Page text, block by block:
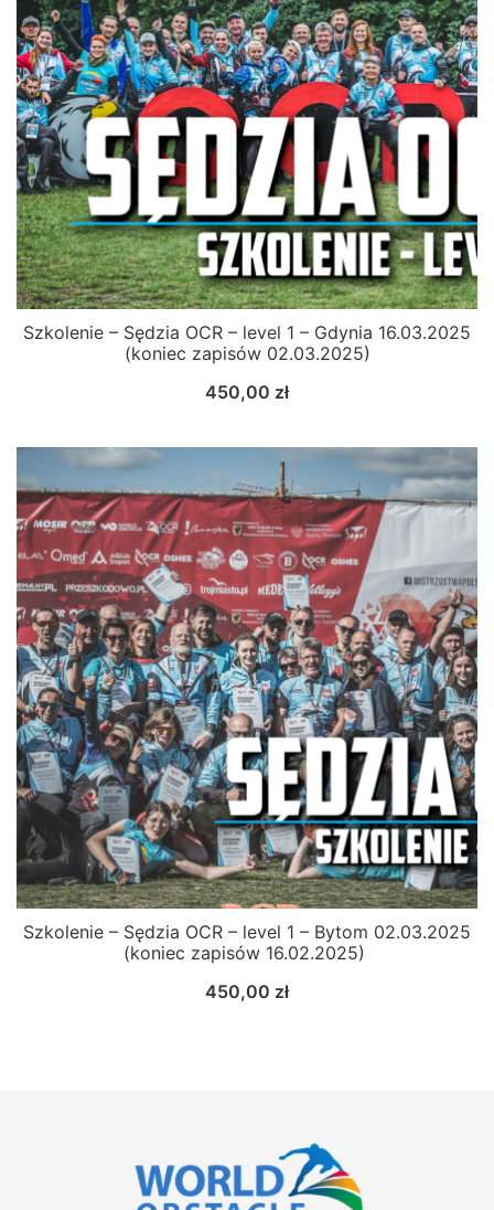
Szkolenie – Sędzia OCR – level 1 – Gdynia 16.03.2025
(koniec zapisów 02.03.2025)
450,00 zł
Szkolenie – Sędzia OCR – level 1 – Bytom 02.03.2025
(koniec zapisów 16.02.2025)
450,00 zł